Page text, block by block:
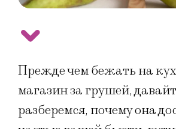
Прежде чем бежать на
магазин за грушей,
разберемся, почему она